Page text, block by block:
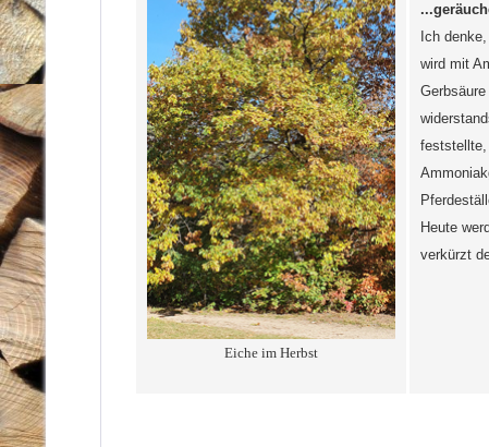
Eiche im Herbst
Ich
wird mit
feststellte,
Heute
verkürzt